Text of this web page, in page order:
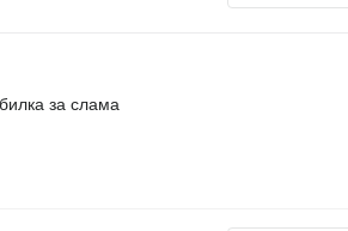
за слама